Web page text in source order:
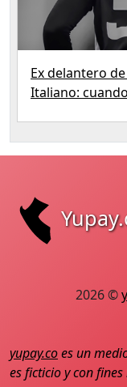
Ex delantero
Italiano:
2026 ©
yupay.coes un
es ficticio y con